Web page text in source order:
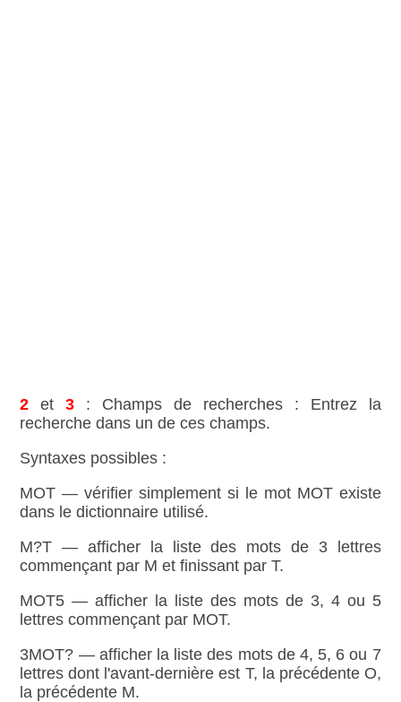
2 et3 : Champs de recherches : Entrez la
recherche dans un de ces champs.
Syntaxes possibles :
MOT — vérifier simplement si le mot MOT existe
dans le dictionnaire utilisé.
M?T — afficher la liste des mots de 3 lettres
commençant par M et finissant par T.
MOT5 — afficher la liste des mots de 3, 4 ou 5
lettres commençant par MOT.
3MOT? — afficher la liste des mots de 4, 5, 6 ou 7
lettres dont l'avant‑dernière est T, la précédente O,
la précédente M.